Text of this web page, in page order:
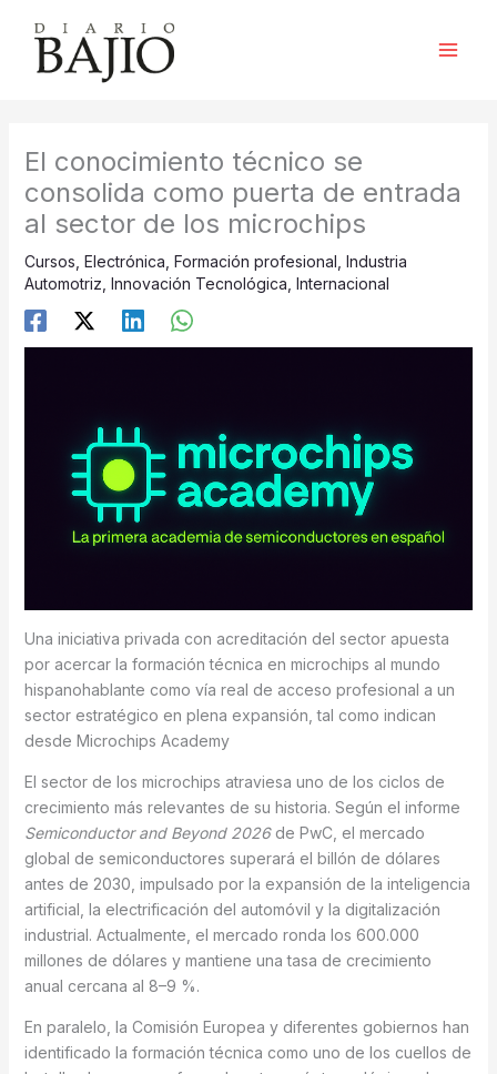
contenido
El conocimiento técnico se
consolida como puerta de entrada
al sector de los microchips
Cursos Electrónica Formación profesional Industria
Automotriz Innovación Tecnológica Internacional
Una iniciativa privada con acreditación del sector apuesta
por acercar la formación técnica en microchips al mundo
hispanohablante como vía real de acceso profesional a un
sector estratégico en plena expansión, tal como indican
desde Microchips Academy
El sector de los microchips atraviesa uno de los ciclos de
crecimiento más relevantes de su historia. Según el informe
Semiconductor and Beyond 2026de PwC, el mercado
global de semiconductores superará el billón de dólares
antes de 2030, impulsado por la expansión de la inteligencia
artificial, la electrificación del automóvil y la digitalización
industrial. Actualmente, el mercado ronda los 600.000
millones de dólares y mantiene una tasa de crecimiento
anual cercana al 8–9 %.
En paralelo, la Comisión Europea y diferentes gobiernos han
identificado la formación técnica como uno de los cuellos de